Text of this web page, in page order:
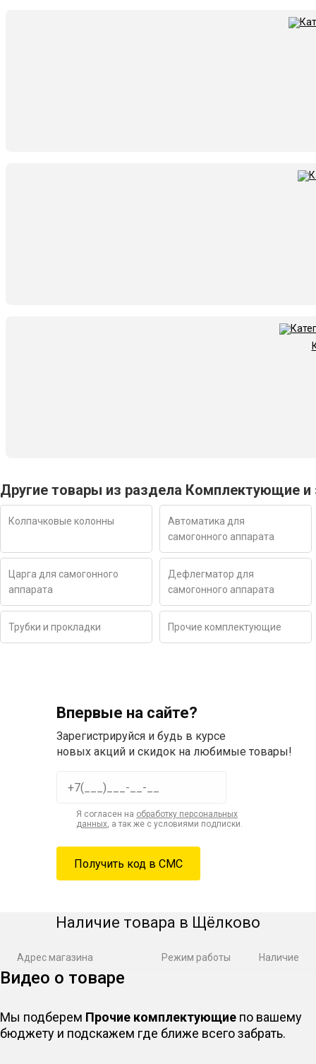
Другие товары из раздела Комплектующие и
Колпачковые колонны
Автоматика для
самогонного аппарата
Царга для самогонного
аппарата
Дефлегматор для
самогонного аппарата
Трубки и прокладки Прочие комплектующие
Впервые на сайте?
Зарегистрируйся и будь в курсе
новых акций и скидок на любимые товары!
Я согласен на обработку персональных
данных, а так же с условиями подписки.
Наличие товара в Щёлково
Адрес магазина Режим работы Наличие
Видео о товаре
Мы подберем Прочие комплектующие по вашему
бюджету и подскажем где ближе всего забрать.